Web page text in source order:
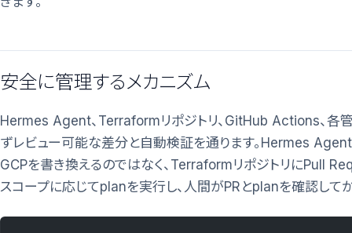
安全に管理するメカニズム
Hermes Agent、Terraformリポジトリ、GitHub Actions、各
ずレビュー可能な差分と自動検証を通ります。Hermes
GCPを書き換えるのではなく、TerraformリポジトリにPull
スコープに応じてplanを実行し、人間がPRとplanを確認して